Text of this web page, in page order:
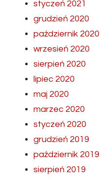
styczeń 2021
grudzień 2020
październik 2020
wrzesień 2020
sierpień 2020
lipiec 2020
maj 2020
marzec 2020
styczeń 2020
grudzień 2019
październik 2019
sierpień 2019